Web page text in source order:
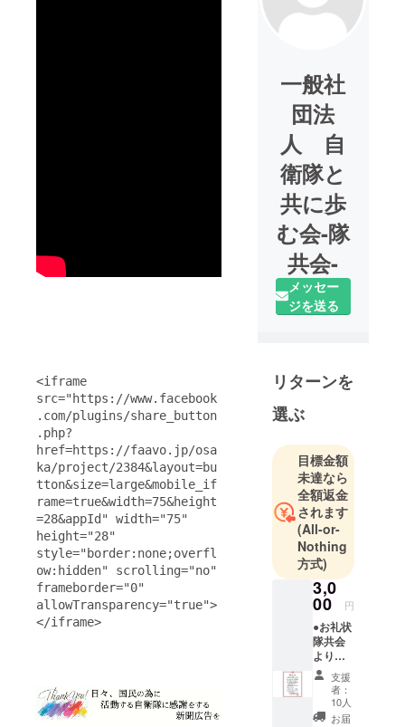
<iframe
src="https://www.facebook
.com/plugins/share_button
.php?
href=https://faavo.jp/osa
ka/project/2384&layout=bu
tton&size=large&mobile_if
rame=true&width=75&height
=28&appId" width="75"
height="28"
style="border:none;overfl
ow:hidden" scrolling="no"
frameborder="0"
allowTransparency="true">
</iframe>
一般社
団法
人 自
衛隊と
共に歩
む会-隊
共会-
メッセー
ジを送る
リターンを
選ぶ
目標金額
未達なら
全額返金
されます
(All-or-
Nothing
方式)
3,0
00 円
●お礼状
隊共会
よりお
礼状を
お送り
しま
す。 詳
支援
者：
10人
お届